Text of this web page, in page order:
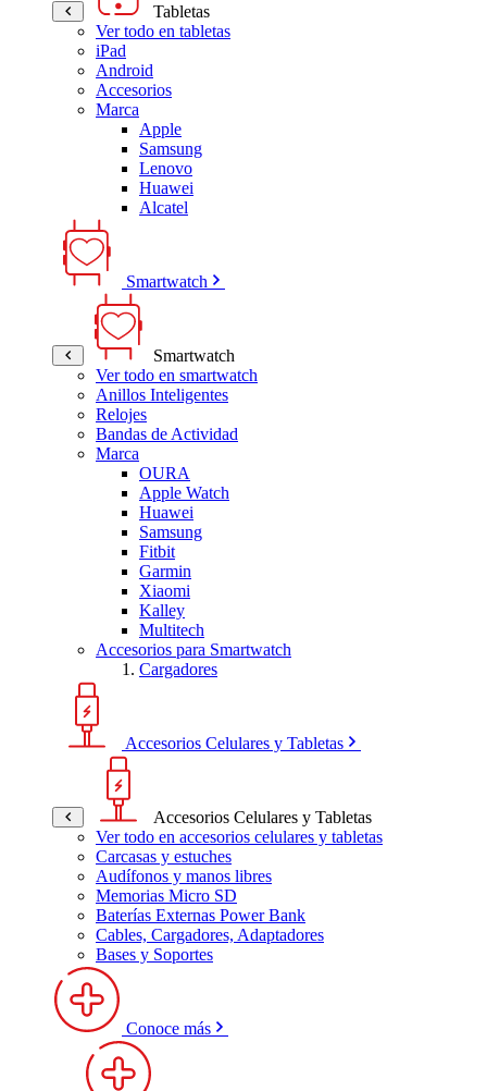
Tabletas
Ver todo en tabletas
iPad
Android
Accesorios
Marca
Apple
Samsung
Lenovo
Huawei
Alcatel
Smartwatch
Smartwatch
Ver todo en smartwatch
Anillos Inteligentes
Relojes
Bandas de Actividad
Marca
OURA
Apple Watch
Huawei
Samsung
Fitbit
Garmin
Xiaomi
Kalley
Multitech
Accesorios para Smartwatch
Cargadores
Accesorios Celulares y Tabletas
Accesorios Celulares y Tabletas
Ver todo en accesorios celulares y tabletas
Carcasas y estuches
Audífonos y manos libres
Memorias Micro SD
Baterías Externas Power Bank
Cables, Cargadores, Adaptadores
Bases y Soportes
Conoce más